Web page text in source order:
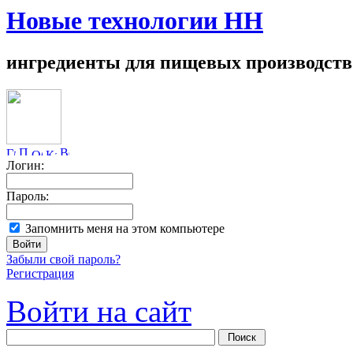
Новые технологии НН
ингредиенты для пищевых производств
Логин:
Пароль:
Запомнить меня на этом компьютере
Забыли свой пароль?
Регистрация
Войти на сайт